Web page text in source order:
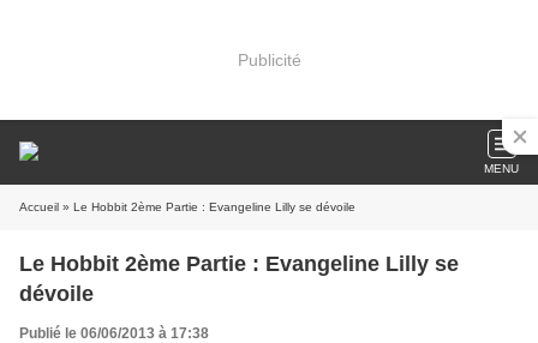
Publicité
MENU
Accueil » Le Hobbit 2ème Partie : Evangeline Lilly se dévoile
Le Hobbit 2ème Partie : Evangeline Lilly se
dévoile
Publié le 06/06/2013 à 17:38